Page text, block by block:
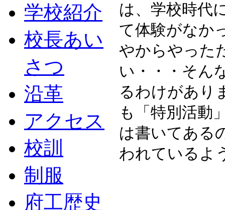
は、学校時代
て体験がなか
やからやった
い・・・そん
るわけがあり
も「特別活動
は書いてある
われているよ
学校紹介
校長あい
さつ
沿革
アクセス
校訓
制服
府工歴史